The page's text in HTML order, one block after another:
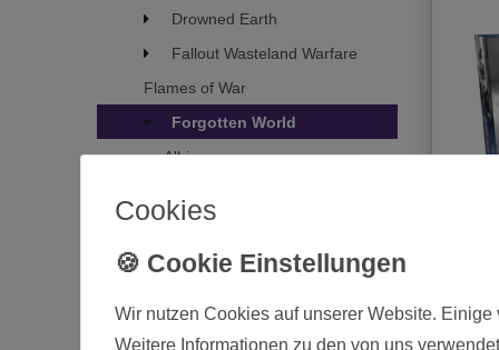
Drowned Earth
Fallout Wasteland Warfare
Flames of War
Forgotten World
Albion
Living Dead
Northern Kingdom
Cookies
Wir nutzen Cookies auf unserer Website.
Weitere Informationen zu den von uns